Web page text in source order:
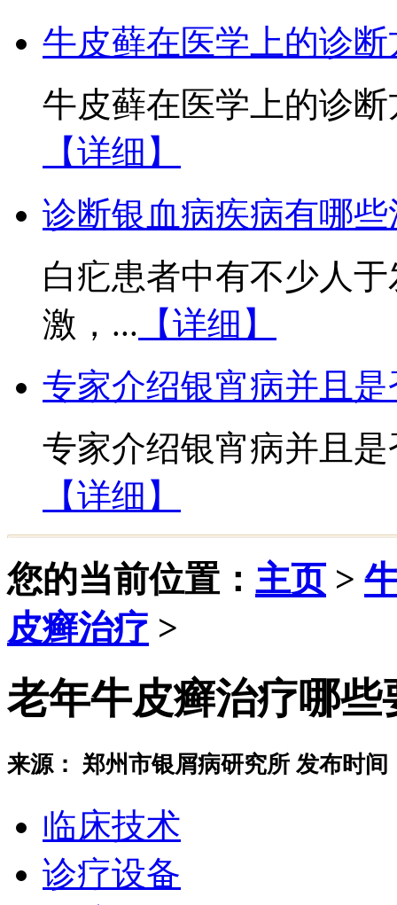
牛皮藓在医学上的诊断
牛皮藓在医学上的诊
【详细】
诊断银血病疾病有哪
白疕患者中有不少人
激，... 【详细】
专家介绍银宵病并且
专家介绍银宵病并且
【详细】
您的当前位置： 主页>
皮癣治疗 >
老年牛皮癣治疗哪些
来源： 郑州市银屑病研究所 发布时间
临床技术
诊疗设备